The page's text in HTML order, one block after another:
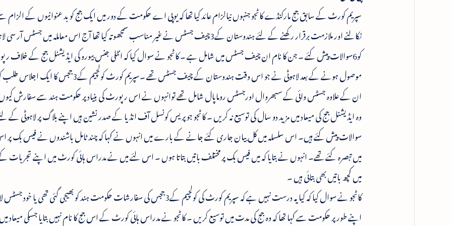
سپریم کورٹ کے سابق جج مارکنڈے کاٹجو جنہوں نیالزام عائد کیا تھا کہ یوپی اے حکومت کے دور میں ایک جج کو بد عنوانیوں کے الزام
نکالنے اور ملازمت برقرار رکھنے کے لئے ہندوستان کے3چیف جسٹس نے غیر مناسب سمجھوتہ کیا تھا آج اس معاملہ میں جسٹس آر
کو6سوالات پیش کئے ۔ جن کا نام ان چیف جسٹس میں شامل ہے ۔ کاٹجو نے سوال کیا کہ انٹلی جنس بیورو کی ایڈیشنل جج کے خلاف
موصول ہونے کے بعد لاہوٹی نے جو اس وقت ہندوستان کے چیف جسٹس تھے ۔سپریم کورٹ
ان کے علاوہ جسٹس وائی کے سبھروال اورجسٹس روماپال شامل تھے توانہوں نے اس رپورٹ کی بنیاد پر حکومت ہند سے سفارش کیوں
وہ ایڈیشنل جج کی میعاد میں مزید دو سال کی توسیع نہ کریں ۔ کاٹجو جو پریس کونسل آف انڈیا کے صدر نشین ہیں اپنے بلاگ پر لاہوٹی کے
سوالات پیش کئے ہیں۔ اس سلسلہ میں کل بیان جاری کئے جانے کے بارے میں انہوں نے کہا کہ چند ٹامل باشندوں نے فیس بک پر
میں تبصرہ کئے تھے۔ انہوں نے بتایا کہ میں فیس بک پر مختلف باتیں بتاتا ہوں ۔ اس لئے میں نے مدراس ہائی کورٹ میں اپنے
میں کچھ باتیں بھی بتائی ہیں ۔
کاٹجو نے سوال کیا کہ کیا یہ درست نہیں ہے کہ سپریم کورٹ کی کولچیم کے3ججس کی سفارشات حکومت ہند کو بھیجی گئی تھی
اپنے طور پر حکومت سے کہا تھا کہ وہ جج کی مدت میں توسیع کریں ۔ کاٹجو نے مدراس ہائی کورٹ کے اس جج کا نام نہیں بتایا جسکی میعاد